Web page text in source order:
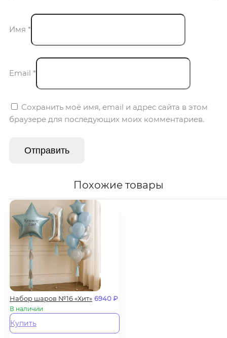
Имя *
Email *
Сохранить моё имя, email и адрес сайта в этом
браузере для последующих моих комментариев.
Похожие товары
Набор шаров №16 «Хит» 6940₽
В наличии
Купить